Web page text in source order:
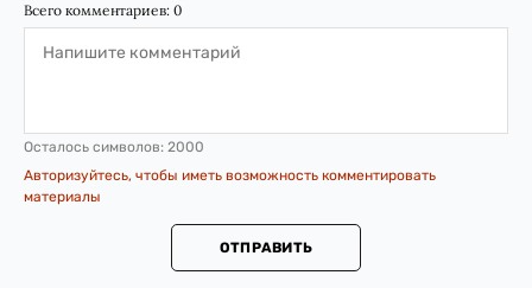
Всего комментариев: 0
Осталось символов: 2000
Авторизуйтесь, чтобы иметь возможность комментировать
материалы
ОТПРАВИТЬ